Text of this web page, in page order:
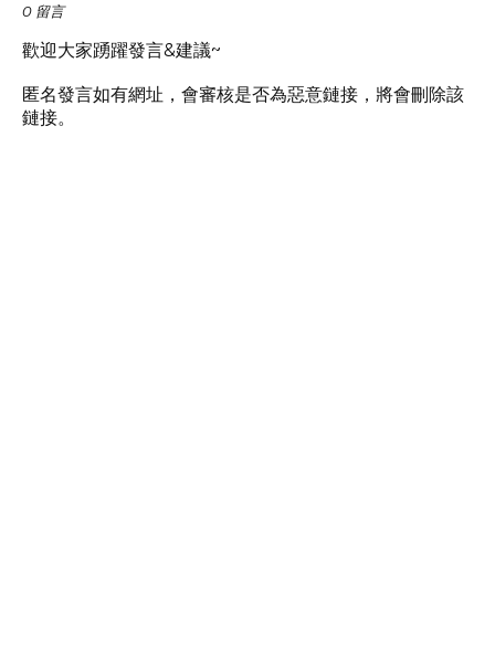
0 留言
歡迎大家踴躍發言&建議~
匿名發言如有網址，會審核是否為惡意鏈接，將會刪除該
鏈接。